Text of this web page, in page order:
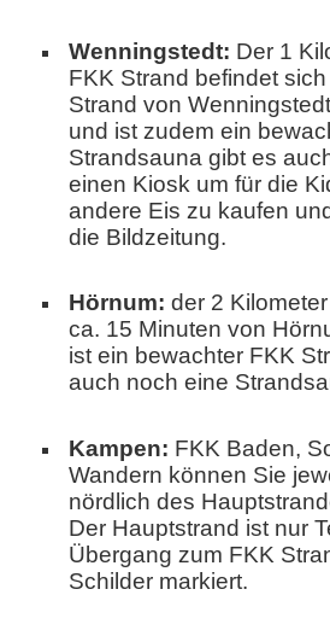
Wenningstedt: Der 1
FKK Strand befindet
Strand von
und ist zudem ein
Strandsauna gibt es
einen Kiosk um für die
andere Eis zu kaufen
die Bildzeitung.
Hörnum: der 2
ca. 15 Minuten von
ist ein bewachter FKK
auch noch eine
Kampen: FKK Baden,
Wandern können Sie
nördlich des
Der Hauptstrand ist nur
Übergang zum FKK
Schilder markiert.